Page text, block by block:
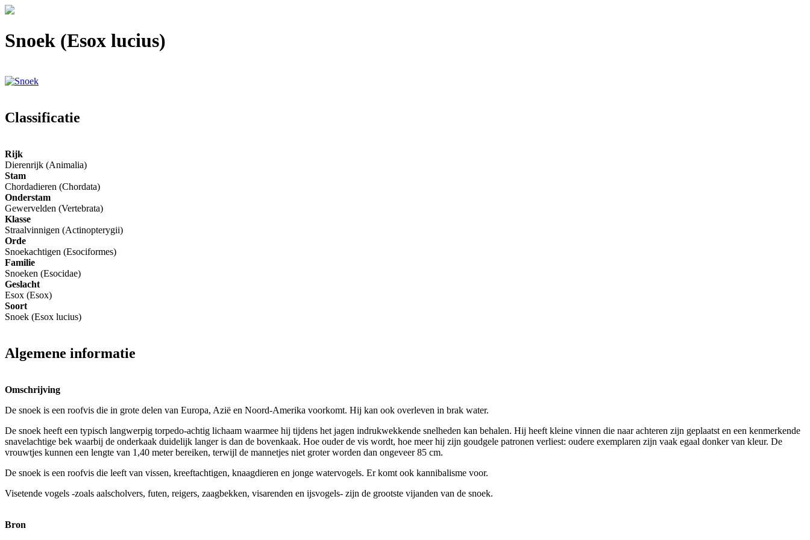
Snoek (Esox lucius)
Classificatie
Rijk
Dierenrijk (Animalia)
Stam
Chordadieren (Chordata)
Onderstam
Gewervelden (Vertebrata)
Klasse
Straalvinnigen (Actinopterygii)
Orde
Snoekachtigen (Esociformes)
Familie
Snoeken (Esocidae)
Geslacht
Esox (Esox)
Soort
Snoek (Esox lucius)
Algemene informatie
Omschrijving
De snoek is een roofvis die in grote delen van Europa, Azië en Noord-Amerika voorkomt. Hij kan ook overleven in brak water.
De snoek heeft een typisch langwerpig torpedo-achtig lichaam waarmee hij tijdens het jagen indrukwekkende snelheden kan behalen. Hij heeft kleine vinnen die naar achteren zijn geplaatst en een kenmerkende
snavelachtige bek waarbij de onderkaak duidelijk langer is dan de bovenkaak. Hoe ouder de vis wordt, hoe meer hij zijn goudgele patronen verliest: oudere exemplaren zijn vaak egaal donker van kleur. De
vrouwtjes kunnen een lengte van 1,40 meter bereiken, terwijl de mannetjes niet groter worden dan ongeveer 85 cm.
De snoek is een roofvis die leeft van vissen, kreeftachtigen, knaagdieren en jonge watervogels. Er komt ook kannibalisme voor.
Visetende vogels -zoals aalscholvers, futen, reigers, zaagbekken, visarenden en ijsvogels- zijn de grootste vijanden van de snoek.
Bron